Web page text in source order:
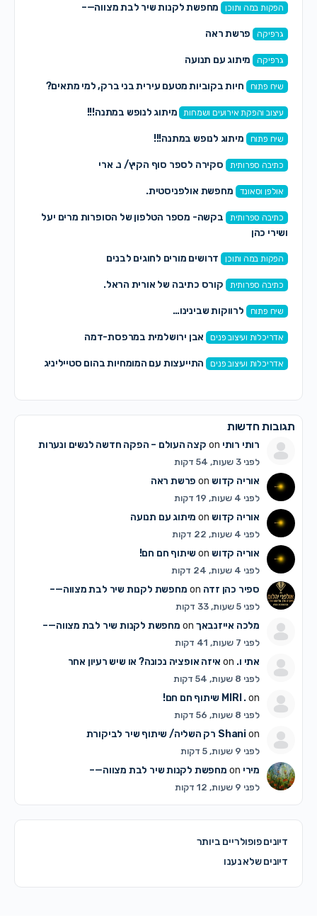
הפקות במה ותוכן מחפשת לקנות שיר לבת מצווה—–
גרפיקה פרשת ראה
גרפיקה מיתוג עם תנועה
שיח פתוח חיות בקוביות מטעם עירית בני ברק, למי מתאים?
עיצוב והפקת אירועים ושמחות מיתוג לנופש במתנה!!!
שיח פתוח מיתוג לנופש במתנה!!!
כתיבה ספרותית סקירה לספר סוף הקיץ/ נ. ארי
אולפן וסאונד מחפשת אולפניסטית.
כתיבה ספרותית
בקשה- מספר הטלפון של הסופרות מרים יעל
ושירי כהן
הפקות במה ותוכן דרושים מורים לחוגים לבנים
כתיבה ספרותית קורס כתיבה של אורית הראל.
שיח פתוח לרווקות שבינינו…
אדריכלות ועיצוב פנים אבן ירושלמית במרפסת-דמה
אדריכלות ועיצוב פנים התייעצות עם המומחיות בהום סטייליניג
תגובות חדשות
רותי רותיon קצה העולם – הפקה חדשה לנשים ונערות
לפני 3 שעות, 54 דקות
אוריה קדושon פרשת ראה
לפני 4 שעות, 19 דקות
אוריה קדושon מיתוג עם תנועה
לפני 4 שעות, 22 דקות
אוריה קדושon שיתוף חם חם!
לפני 4 שעות, 24 דקות
ספיר כהן זדהon מחפשת לקנות שיר לבת מצווה—–
לפני 5 שעות, 33 דקות
מלכה אייזנבאךon מחפשת לקנות שיר לבת מצווה—–
לפני 7 שעות, 41 דקות
אתי ו.on איזה אופציה נכונה? או שיש רעיון אחר
לפני 8 שעות, 54 דקות
MIRI .on שיתוף חם חם!
לפני 8 שעות, 56 דקות
Shanion רק השליה/ שיתוף שיר לביקורת
לפני 9 שעות, 5 דקות
מיריon מחפשת לקנות שיר לבת מצווה—–
לפני 9 שעות, 12 דקות
דיונים פופולריים ביותר
דיונים שלא נענו